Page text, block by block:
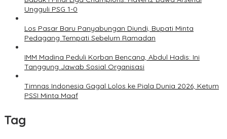
Ungguli PSG 1-0
Los Pasar Baru Panyabungan Diundi, Bupati Minta
Pedagang Tempati Sebelum Ramadan
IMM Madina Peduli Korban Bencana, Abdul Hadis: Ini
Tanggung Jawab Sosial Organisasi
Timnas Indonesia Gagal Lolos ke Piala Dunia 2026, Ketum
PSSI Minta Maaf
Tag